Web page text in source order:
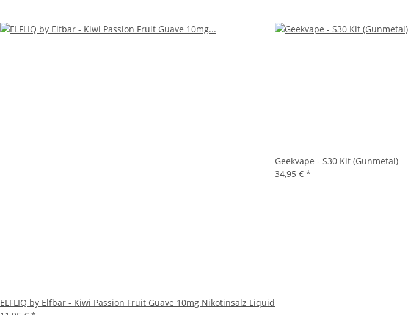
ELFLIQ by Elfbar - Kiwi Passion Fruit Guave 10mg Nikotinsalz Liquid
Geekvape - S30 Kit (Gunmetal)
34,95 € *